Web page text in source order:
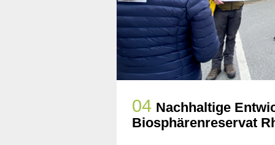
04 Nachhaltige
Biosphärenreservat